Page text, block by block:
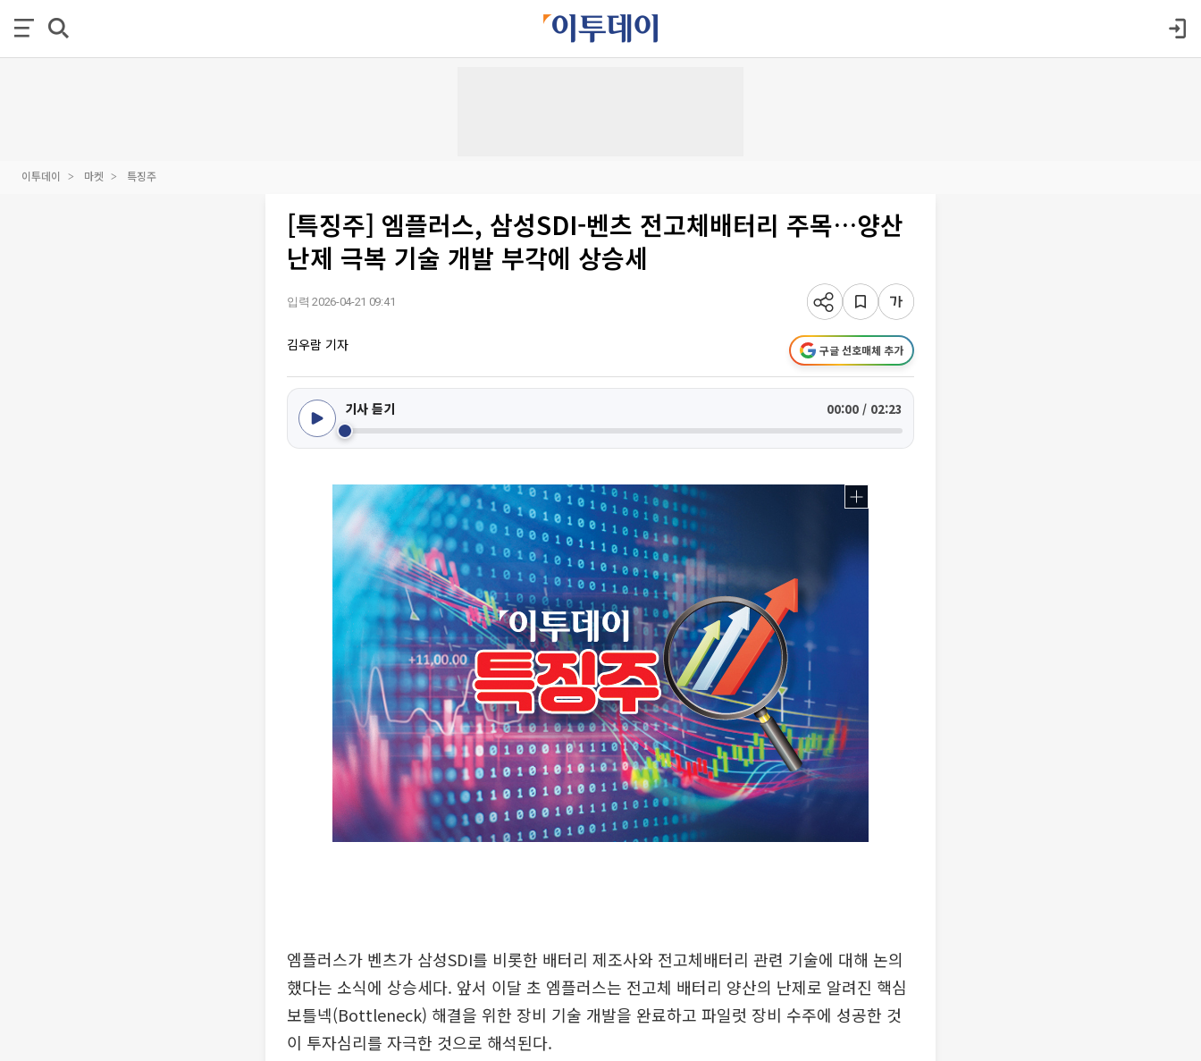
이투데이 마켓 특징주
[특징주] 엠플러스, 삼성SDI-벤츠 전고체배터리 주목…양산
난제 극복 기술 개발 부각에 상승세
입력 2026-04-21 09:41
김우람 기자 구글 선호매체 추가
기사 듣기 00:00 / 02:23
엠플러스가 벤츠가 삼성SDI를 비롯한 배터리 제조사와 전고체배터리 관련 기술에 대해 논의
했다는 소식에 상승세다. 앞서 이달 초 엠플러스는 전고체 배터리 양산의 난제로 알려진 핵심
보틀넥(Bottleneck) 해결을 위한 장비 기술 개발을 완료하고 파일럿 장비 수주에 성공한 것
이 투자심리를 자극한 것으로 해석된다.